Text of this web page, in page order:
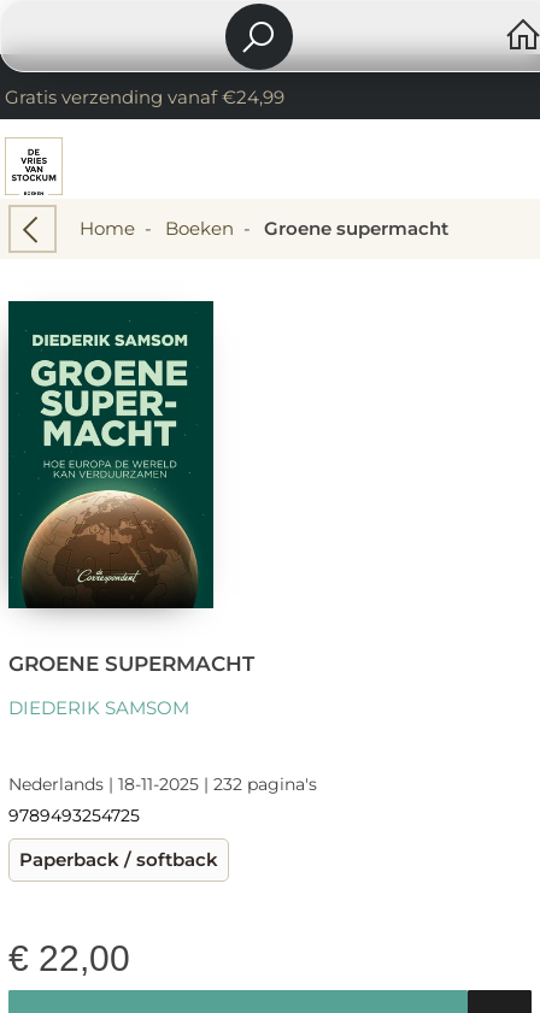
Gratis verzending vanaf €24,99
Home- Boeken - Groene supermacht
GROENE SUPERMACHT
DIEDERIK SAMSOM
Nederlands | 18-11-2025 | 232 pagina's
9789493254725
Paperback / softback
€ 22,00